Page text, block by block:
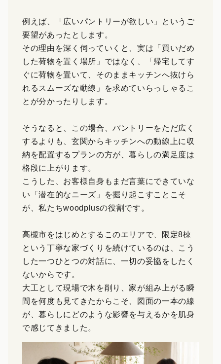
例えば、「広いパントリーが欲しい」というご
要望があったとします。
その理由を深く伺っていくと、実は「買いだめ
した荷物を置く場所」ではなく、「帰宅してす
ぐに荷物を置いて、そのままキッチンへ抜けら
れるスムーズな動線」を求めていらっしゃるこ
とが分かったりします。
そうなると、この場合、パントリーをただ広く
するよりも、玄関からキッチンへの動線上に収
納を配置するプランの方が、暮らしの満足度は
格段に上がります。
こうした、お客様自身もまだ言葉にできていな
い「潜在的なニーズ」を掘り起こすことこそ
が、私たちwoodplusの役割です。
高槻市をはじめとするこのエリアで、限定8棟
という丁寧な家づくりを続けているのは、こう
した一つひとつの対話に、一切の妥協をしたく
ないからです。
大工として現場で木を削り、家が組み上がる瞬
間を何度も見てきたからこそ、図面の一本の線
が、暮らしにどのような影響を与えるかを肌身
で感じてきました。